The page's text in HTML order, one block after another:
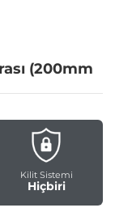
(200mm
Kilit Sistemi
Hiçbiri